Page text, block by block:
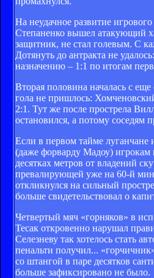
На неудачное развитие
Степаненко вышел атакующий
защитник, не стал голевым. С
Дотянуть до антракта не
назначению – 1:1 по итогам
Вторая половина началась с
гола не пришлось:
2:1. Тут же после прострела
остановился, а потому соседям
Если в первом тайме луганчане
(даже форварду Мадоу) игрокам
десятках метров от владений
превалирующей уже на 60-й
откликнулся на сильный
больше свидетельствовал о
Четвертый мяч «горняков» в
Тесак откровенно нарушал
Селезневу так хотелось стать
пенальти получил...
со штангой в паре десятков
больше зафиксировано не было.